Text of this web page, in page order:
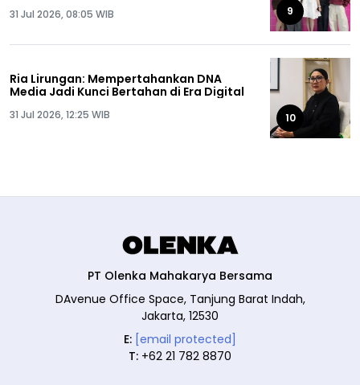
31 Jul 2026, 08:05 WIB 9
Ria Lirungan: Mempertahankan DNA
Media Jadi Kunci Bertahan di Era Digital
31 Jul 2026, 12:25 WIB 10
PT Olenka Mahakarya Bersama
DAvenue Office Space, Tanjung Barat Indah,
Jakarta, 12530
E: [email protected]
T: +62 21 782 8870